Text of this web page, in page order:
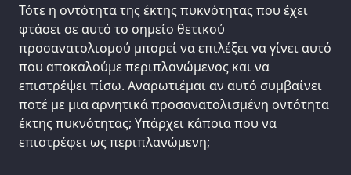
Τότε η οντότητα της έκτης πυκνότητας που έχει
φτάσει σε αυτό το σημείο θετικού
προσανατολισμού μπορεί να επιλέξει να γίνει αυτό
που αποκαλούμε περιπλανώμενος και να
επιστρέψει πίσω. Αναρωτιέμαι αν αυτό συμβαίνει
ποτέ με μια αρνητικά προσανατολισμένη οντότητα
έκτης πυκνότητας; Υπάρχει κάποια που να
επιστρέφει ως περιπλανώμενη;